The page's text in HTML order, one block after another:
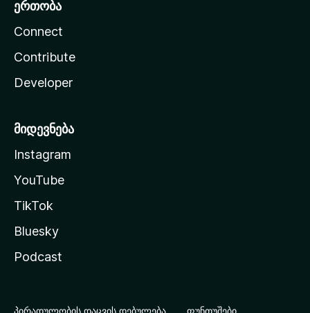
ერთობა
Connect
Contribute
Developer
მიდევნება
Instagram
YouTube
TikTok
Bluesky
Podcast
პირადულობის დაცვის დებულება ფუნთუშები